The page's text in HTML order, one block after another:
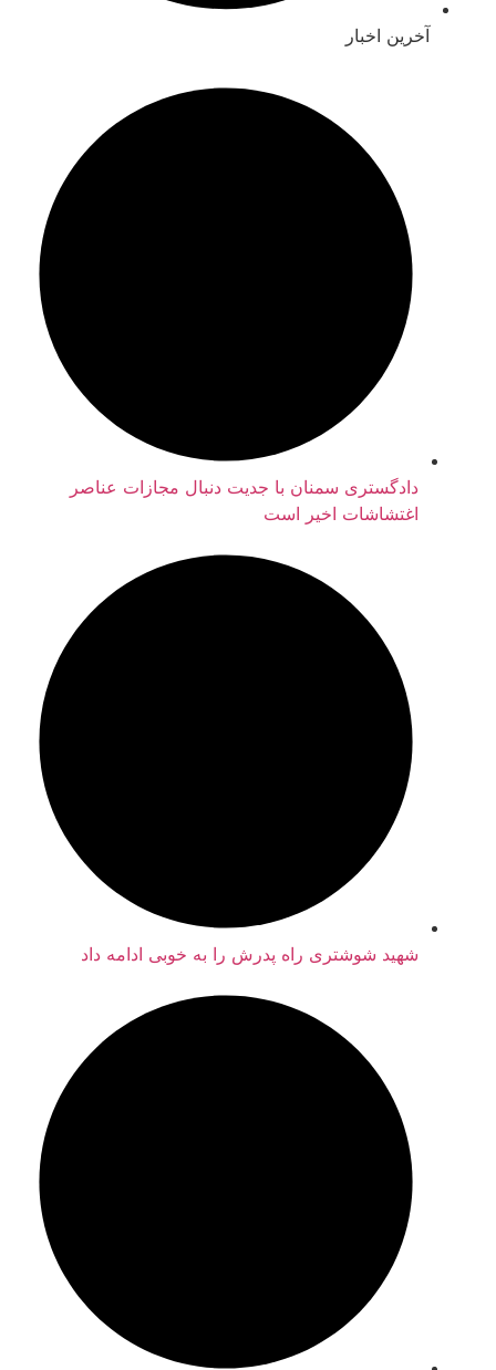
اخبار
دادگستری سمنان با جدیت دنبال مجازات عناصر
اغتشاشات اخیر است
شهید شوشتری راه پدرش را به خوبی ادامه داد